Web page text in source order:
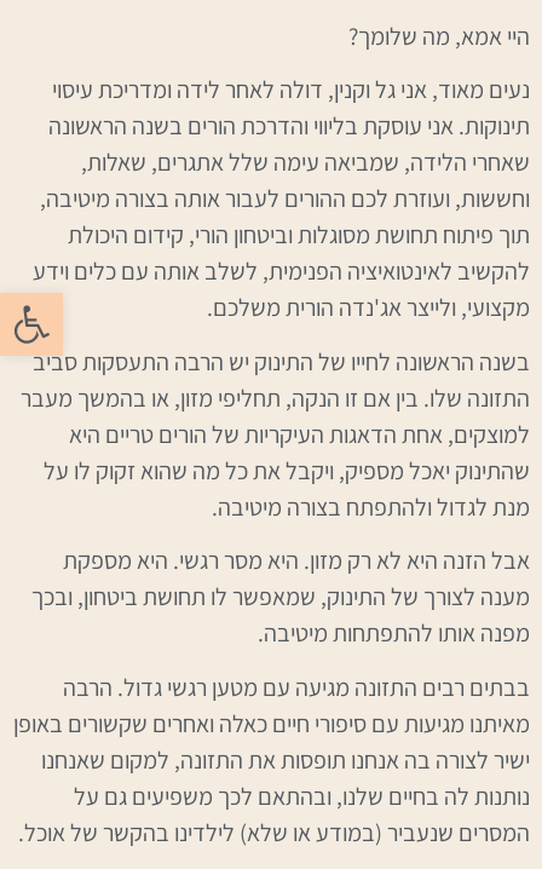
פתח
היי אמא, מה שלומך?
נעים מאוד, אני גל וקנין, דולה לאחר לידה ומדריכת עיסוי
תינוקות. אני עוסקת בליווי והדרכת הורים בשנה הראשונה
שאחרי הלידה, שמביאה עימה שלל אתגרים, שאלות,
וחששות, ועוזרת לכם ההורים לעבור אותה בצורה מיטיבה,
תוך פיתוח תחושת מסוגלות וביטחון הורי, קידום היכולת
להקשיב לאינטואיציה הפנימית, לשלב אותה עם כלים וידע
מקצועי, ולייצר אג'נדה הורית משלכם.
בשנה הראשונה לחייו של התינוק יש הרבה התעסקות סביב
התזונה שלו. בין אם זו הנקה, תחליפי מזון, או בהמשך מעבר
למוצקים, אחת הדאגות העיקריות של הורים טריים היא
שהתינוק יאכל מספיק, ויקבל את כל מה שהוא זקוק לו על
מנת לגדול ולהתפתח בצורה מיטיבה.
אבל הזנה היא לא רק מזון. היא מסר רגשי. היא מספקת
מענה לצורך של התינוק, שמאפשר לו תחושת ביטחון, ובכך
מפנה אותו להתפתחות מיטיבה.
בבתים רבים התזונה מגיעה עם מטען רגשי גדול. הרבה
מאיתנו מגיעות עם סיפורי חיים כאלה ואחרים שקשורים באופן
ישיר לצורה בה אנחנו תופסות את התזונה, למקום שאנחנו
נותנות לה בחיים שלנו, ובהתאם לכך משפיעים גם על
המסרים שנעביר (במודע או שלא) לילדינו בהקשר של אוכל.